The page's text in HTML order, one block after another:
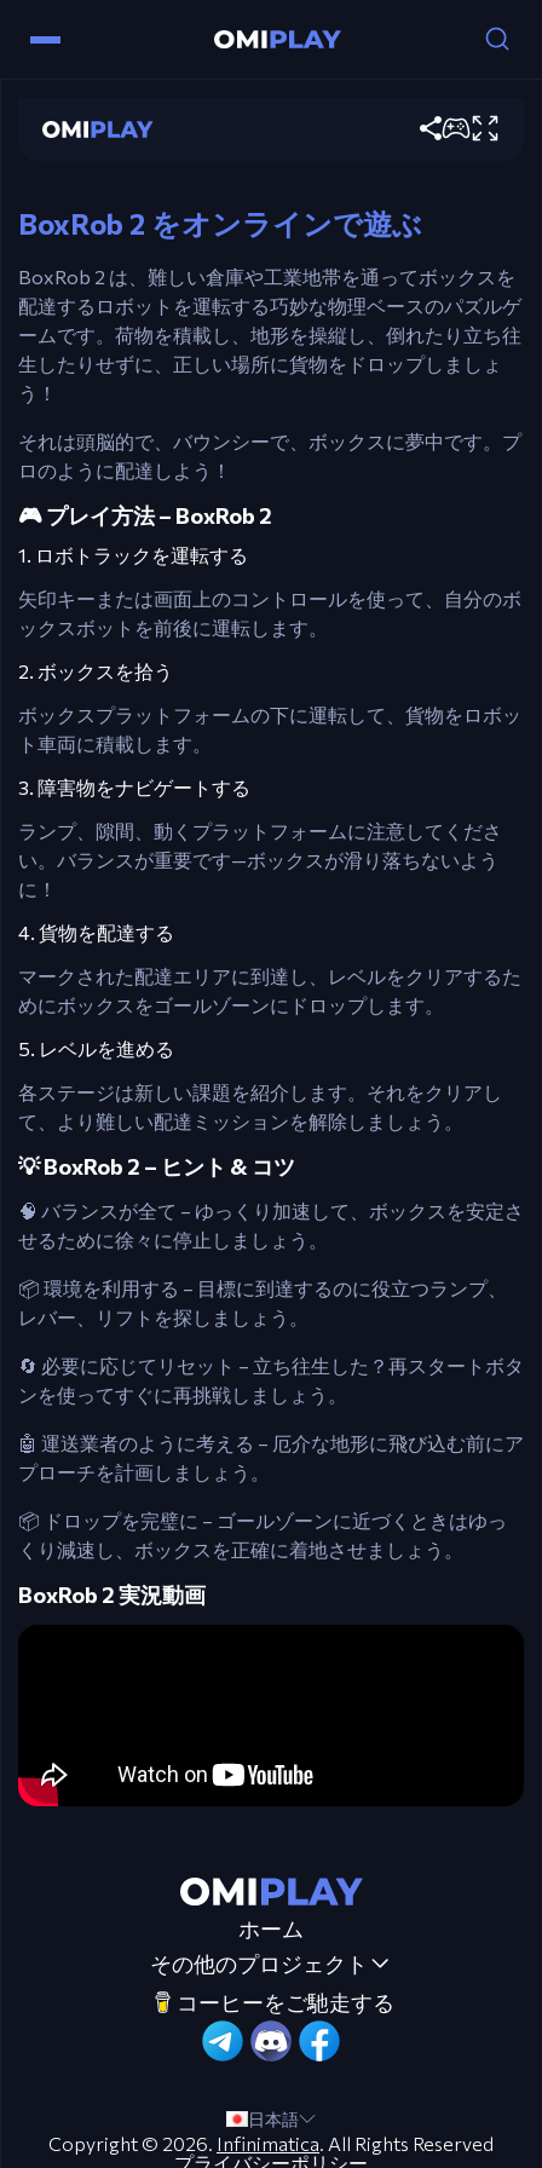
BoxRob 2
矢印キー – 前進／後退
上矢印 – 傾斜を登るまたはリフトを制御する
E／マウス右ボタン – ボックスを取る
マウス – メニューをナビゲートする
BoxRob 2 をオンラインで遊ぶ
BoxRob 2 は、難しい倉庫や工業地帯を通ってボックスを
配達するロボットを運転する巧妙な物理ベースのパズルゲ
ームです。荷物を積載し、地形を操縦し、倒れたり立ち往
生したりせずに、正しい場所に貨物をドロップしましょ
う！
それは頭脳的で、バウンシーで、ボックスに夢中です。プ
ロのように配達しよう！
🎮 プレイ方法 – BoxRob 2
1. ロボトラックを運転する
矢印キーまたは画面上のコントロールを使って、自分のボ
ックスボットを前後に運転します。
2. ボックスを拾う
ボックスプラットフォームの下に運転して、貨物をロボッ
ト車両に積載します。
3. 障害物をナビゲートする
ランプ、隙間、動くプラットフォームに注意してくださ
い。バランスが重要です—ボックスが滑り落ちないよう
に！
4. 貨物を配達する
マークされた配達エリアに到達し、レベルをクリアするた
めにボックスをゴールゾーンにドロップします。
5. レベルを進める
各ステージは新しい課題を紹介します。それをクリアし
て、より難しい配達ミッションを解除しましょう。
💡 BoxRob 2 – ヒント & コツ
🧠 バランスが全て – ゆっくり加速して、ボックスを安定さ
せるために徐々に停止しましょう。
📦 環境を利用する – 目標に到達するのに役立つランプ、
レバー、リフトを探しましょう。
🔄 必要に応じてリセット – 立ち往生した？再スタートボタ
ンを使ってすぐに再挑戦しましょう。
🤖 運送業者のように考える – 厄介な地形に飛び込む前にア
プローチを計画しましょう。
📦 ドロップを完璧に – ゴールゾーンに近づくときはゆっ
くり減速し、ボックスを正確に着地させましょう。
BoxRob 2 実況動画
ホーム
その他のプロジェクト
コーヒーをご馳走する
日本語
Copyright © 2026. Infinimatica. All Rights Reserved
プライバシーポリシー